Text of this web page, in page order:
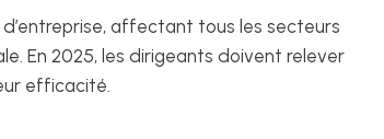
affectant tous les secteurs
En 2025, les dirigeants doivent relever
efficacité.